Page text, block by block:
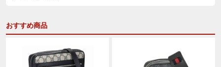
おすすめ商品